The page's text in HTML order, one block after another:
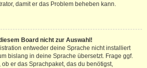
damit er das Problem beheben kann.
Board nicht zur Auswahl!
entweder deine Sprache nicht installiert
bislang in deine Sprache übersetzt. Frage ggf.
er das Sprachpaket, das du benötigst,